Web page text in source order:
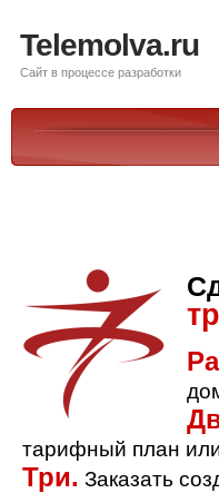
Telemolva.ru
Сайт в процессе разработки
тарифный план или
Три. Заказать